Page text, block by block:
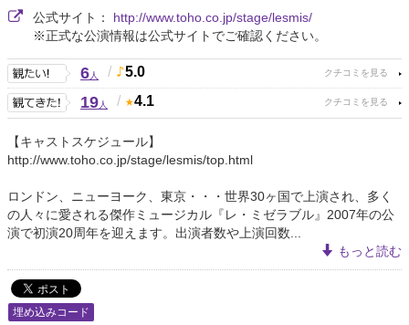
公式サイト： http://www.toho.co.jp/stage/lesmis/
※正式な公演情報は公式サイトでご確認ください。
6人 / 5.0
19人 / 4.1
【キャストスケジュール】
http://www.toho.co.jp/stage/lesmis/top.html
ロンドン、ニューヨーク、東京・・・世界30ヶ国で上演され、多く
の人々に愛される傑作ミュージカル『レ・ミゼラブル』2007年の公
演で初演20周年を迎えます。出演者数や上演回数...
もっと読む
埋め込みコード